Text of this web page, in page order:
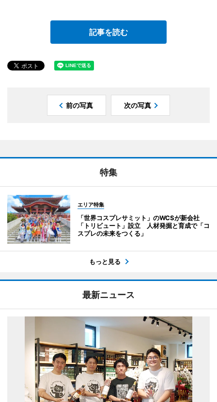
記事を読む
前の写真 次の写真
特集
エリア特集
「世界コスプレサミット」のWCSが新会社
「トリビュート」設立 人材発掘と育成で「コ
スプレの未来をつくる」
もっと見る
最新ニュース